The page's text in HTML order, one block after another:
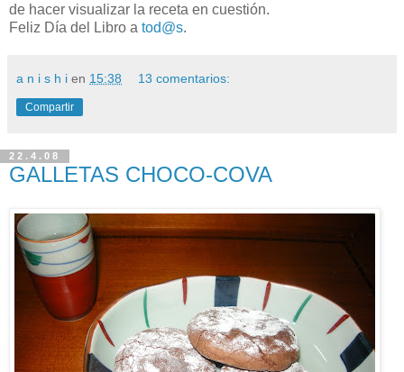
de hacer visualizar la receta en cuestión.
Feliz Día del Libro a tod@s.
a n i s h i en 15:38 13 comentarios:
Compartir
22.4.08
GALLETAS CHOCO-COVA